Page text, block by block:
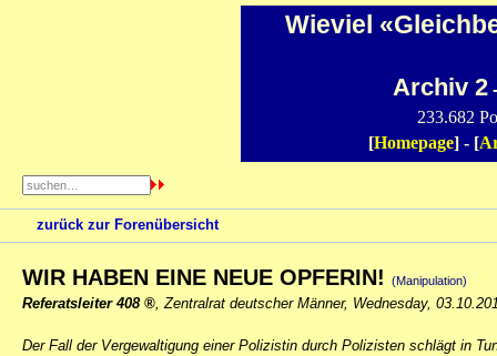
Wieviel
Archiv 2
233.682
[Homepage] - [
zurück zur Forenübersicht
WIR HABEN EINE NEUE OPFERIN! (Manipulation)
Referatsleiter 408 Zentralrat deutscher Männer, Wednesday,
Der Fall der Vergewaltigung einer Polizistin durch Polizisten schlägt in